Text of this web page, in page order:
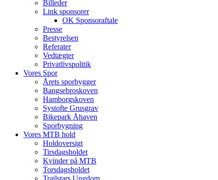
Billeder
Link sponsorer
OK Sponsoraftale
Presse
Bestyrelsen
Referater
Vedtægter
Privatlivspolitik
Vores Spor
Årets sporbygger
Bangsebroskoven
Hamborgskoven
Systofte Grusgrav
Bikepark Åhaven
Sporbygning
Vores MTB hold
Holdoversigt
Tirsdagsholdet
Kvinder på MTB
Torsdagsholdet
Trailstars Ungdom